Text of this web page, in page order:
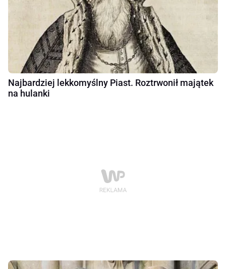
Najbardziej lekkomyślny Piast. Roztrwonił majątek
na hulanki